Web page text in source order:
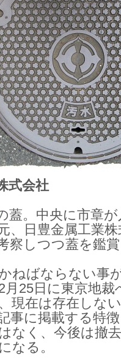
式会社
蓋。中央に市章
、日豊金属工業
察しつつ蓋を鑑
ねばならない事
月25日に東京地
現在は存在しな
事に掲載する特
なく、今後は撤
なる。